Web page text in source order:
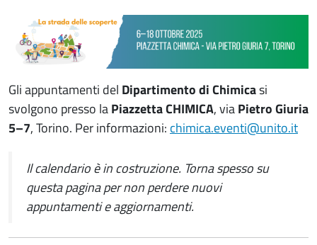
Gli appuntamenti del Dipartimento di Chimicasi
svolgono presso laPiazzetta CHIMICA, viaPietro Giuria
5–7, Torino. Per informazioni: chimica.eventi@unito.it
Il calendario è in costruzione. Torna spesso su
questa pagina per non perdere nuovi
appuntamenti e aggiornamenti.